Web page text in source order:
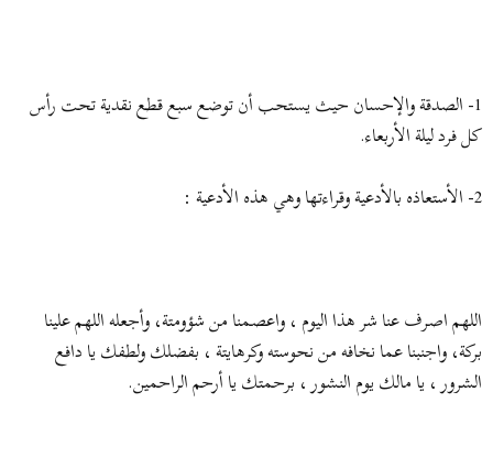
1- الصدقة والإحسان حيث يستحب أن توضع سبع قطع نقدية تحت رأس
كل فرد ليلة الأربعاء.
2- الأستعاذه بالأدعية وقراءتها وهي هذه الأدعية :
اللهم اصرف عنا شر هذا اليوم ، واعصمنا من شؤومتة، وأجعله اللهم علينا
بركة، واجنبنا عما نخافه من نحوسته وكرهايتة ، بفضلك ولطفك يا دافع
الشرور ، يا مالك يوم النشور ، برحمتك يا أرحم الراحمين.